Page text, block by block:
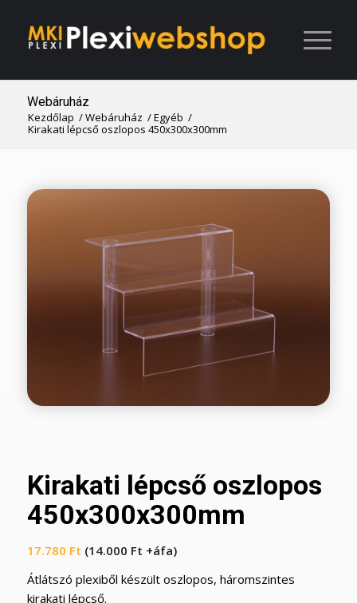
Webáruház
Kezdőlap /Webáruház /Egyéb /
Kirakati lépcső oszlopos 450x300x300mm
Kirakati lépcső oszlopos
450x300x300mm
17.780 Ft (14.000 Ft +áfa)
Átlátszó plexiből készült oszlopos, háromszintes
kirakati lépcső.